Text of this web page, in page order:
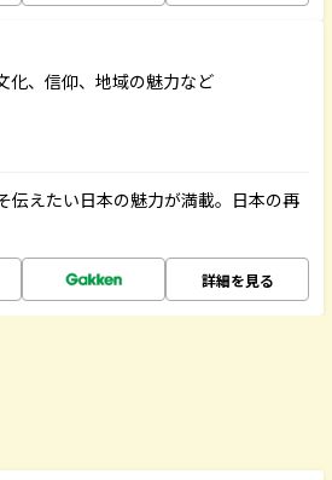
、信仰、地域の魅力など
伝えたい日本の魅力が満載。日本の再
詳細を見る